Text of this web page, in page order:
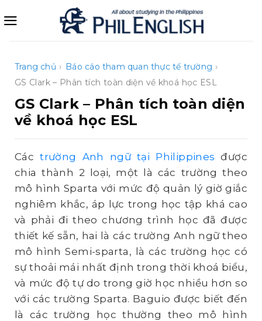
qua
Trang chủ › Báo cáo tham quan thực tế trường ›
GS Clark – Phân tích toàn diện về khoá học ESL
GS Clark – Phân tích toàn diện
về khoá học ESL
Cáctrường Anh ngữ tại Philippines được
chia thành 2 loại, một là các trường theo
mô hình Sparta với mức độ quản lý giờ giắc
nghiêm khắc, áp lực trong học tập khá cao
và phải đi theo chương trình học đã được
thiết kế sẵn, hai là các trường Anh ngữ theo
mô hình Semi-sparta, là các trường học có
sự thoải mái nhất định trong thời khoá biểu,
và mức độ tự do trong giờ học nhiều hơn so
với các trường Sparta. Baguio được biết đến
là các trường học thường theo mô hình